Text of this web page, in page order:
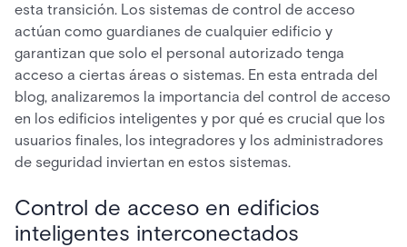
esta transición. Los sistemas de control de acceso
actúan como guardianes de cualquier edificio y
garantizan que solo el personal autorizado tenga
acceso a ciertas áreas o sistemas. En esta entrada del
blog, analizaremos la importancia del control de acceso
en los edificios inteligentes y por qué es crucial que los
usuarios finales, los integradores y los administradores
de seguridad inviertan en estos sistemas.
Control de acceso en edificios
inteligentes interconectados